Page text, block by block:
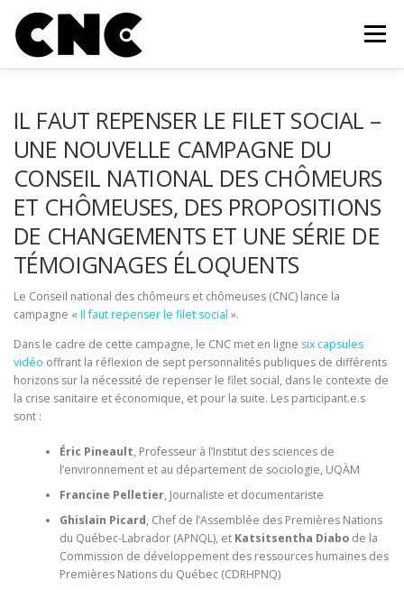
Menu
CAMPAGNE ET MOBILISATION ACTUALITÉS
INFOLETTRE FAIRE UN DON CONTACT
IL FAUT REPENSER LE FILET SOCIAL –
UNE NOUVELLE CAMPAGNE DU
CONSEIL NATIONAL DES CHÔMEURS
ET CHÔMEUSES, DES PROPOSITIONS
DE CHANGEMENTS ET UNE SÉRIE DE
TÉMOIGNAGES ÉLOQUENTS
Le Conseil national des chômeurs et chômeuses (CNC) lance la
campagne « Il faut repenser le filet social ».
Dans le cadre de cette campagne, le CNC met en ligne six capsules
vidéo offrant la réflexion de sept personnalités publiques de différents
horizons sur la nécessité de repenser le filet social, dans le contexte de
la crise sanitaire et économique, et pour la suite. Les participant.e.s
sont :
Éric Pineault, Professeur à l’Institut des sciences de
l’environnement et au département de sociologie, UQÀM
Francine Pelletier, Journaliste et documentariste
Ghislain Picard, Chef de l’Assemblée des Premières Nations
du Québec-Labrador (APNQL), et Katsitsentha Diabode la
Commission de développement des ressources humaines des
Premières Nations du Québec (CDRHPNQ)